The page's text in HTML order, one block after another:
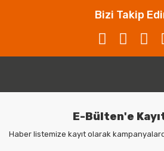
Bizi Takip
E-Bülten'e
Haber listemize kayıt olarak